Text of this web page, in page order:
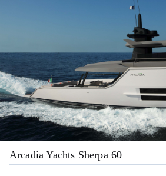
Arcadia Yachts Sherpa 60